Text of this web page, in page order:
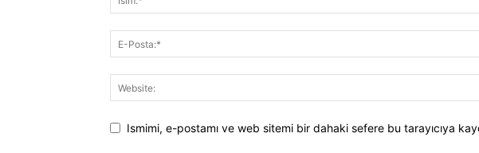
Ismimi, e-postamı ve web sitemi bir dahaki sefere bu tarayıcıya